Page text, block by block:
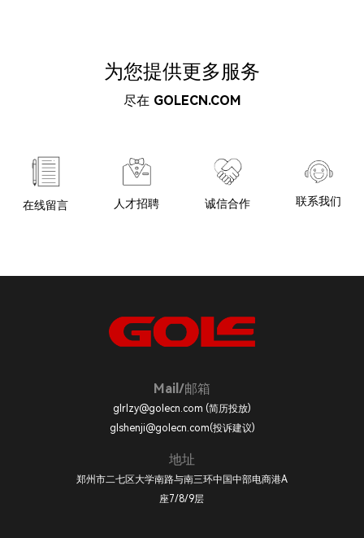
为您提供更多服务
尽在 GOLECN.COM
在线留言 人才招聘 诚信合作 联系我们
Mail/邮箱
glrlzy@golecn.com (简历投放)
glshenji@golecn.com(投诉建议)
地址
郑州市二七区大学南路与南三环中国中部电商港A
座7/8/9层